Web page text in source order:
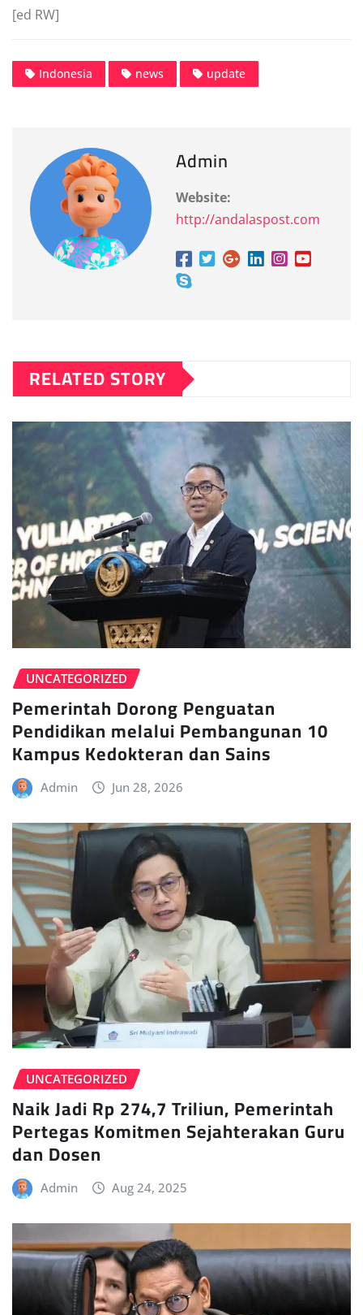
[ed RW]
Indonesia news update
Admin
Website:
http://andalaspost.com
RELATED STORY
UNCATEGORIZED
Pemerintah Dorong Penguatan
Pendidikan melalui Pembangunan 10
Kampus Kedokteran dan Sains
Admin Jun 28, 2026
UNCATEGORIZED
Naik Jadi Rp 274,7 Triliun, Pemerintah
Pertegas Komitmen Sejahterakan Guru
dan Dosen
Admin Aug 24, 2025